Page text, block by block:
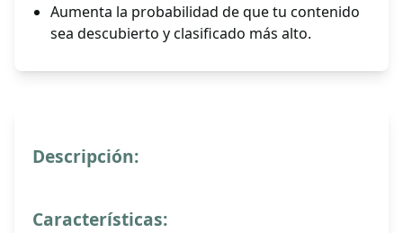
Aumenta la probabilidad de que tu contenido
sea descubierto y clasificado más alto.
Descripción:
Características: